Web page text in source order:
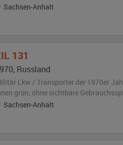
Sachsen-Anhalt
131
, Russland
Lkw / Transporter der 1970er
grün, ohne sichtbare
Sachsen-Anhalt